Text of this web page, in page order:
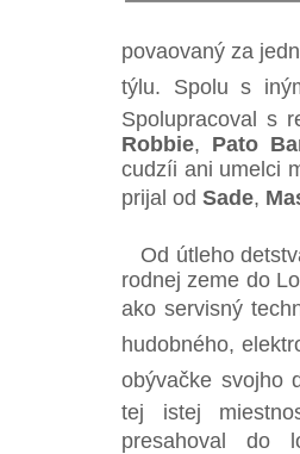
povaovaný za
týlu. Spolu s
Spolupracoval s
Robbie, Pato
cudzíi ani umelci
prijal od Sade,
Od útleho
rodnej zeme do
ako servisný
hudobného,
obývačke svojho
tej istej
presahoval